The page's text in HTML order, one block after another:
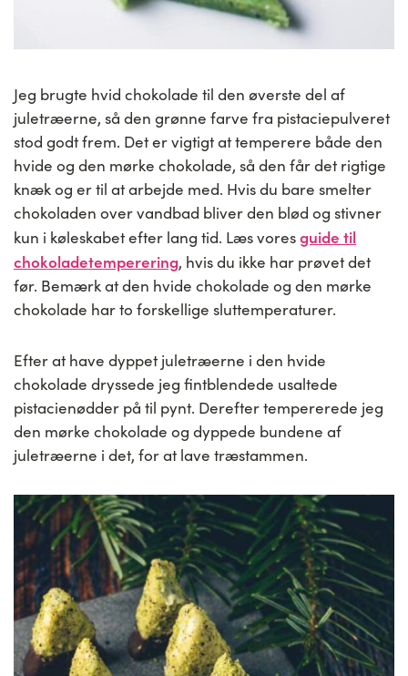
Jeg brugte hvid chokolade til den øverste del af
juletræerne, så den grønne farve fra pistaciepulveret
stod godt frem. Det er vigtigt at temperere både den
hvide og den mørke chokolade, så den får det rigtige
knæk og er til at arbejde med. Hvis du bare smelter
chokoladen over vandbad bliver den blød og stivner
kun i køleskabet efter lang tid. Læs voresguide til
chokoladetemperering, hvis du ikke har prøvet det
før. Bemærk at den hvide chokolade og den mørke
chokolade har to forskellige sluttemperaturer.
Efter at have dyppet juletræerne i den hvide
chokolade dryssede jeg fintblendede usaltede
pistacienødder på til pynt. Derefter tempererede jeg
den mørke chokolade og dyppede bundene af
juletræerne i det, for at lave træstammen.